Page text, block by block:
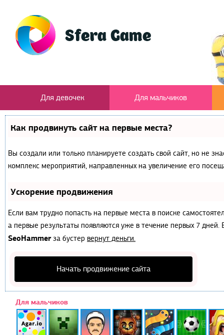
Для девочек Для мальчиков
Как продвинуть сайт на первые места?
Вы создали или только планируете создать свой сайт, но не
комплекс мероприятий, направленных на увеличение его
Ускорение продвижения
Если вам трудно попасть на первые места в поиске
а первые результаты появляются уже в течение первых 7
SeoHammerза бустер вернут деньги.
Начать продвижение сайта
Для мальчиков